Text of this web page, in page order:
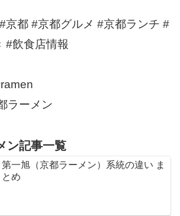
京都 #京都グルメ #京都ランチ #
#飲食店情報
ラーメン
ン記事一覧
第一旭（京都ラーメン）系統の違い ま
とめ